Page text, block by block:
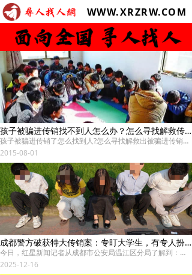
WWW.XRZRW.COM
孩子被骗进传销找不到人怎么办？怎么寻找解救传销人员
孩子被骗进传销了怎么找到人?怎么寻找解救出被骗进传销的孩子?如果是自己的孩子被骗进传销了怎么办?该怎么寻人找人?一旦确认孩子陷入传销，又如何确定寻找方向和所在城市?孩子被骗进传销了，家属去传销寻人需要做什么准备?
2015-08-01
成都警方破获特大传销案：专盯大学生，有专人扮警察考验被抓后话术
今日，红星新闻记者从成都市公安局温江区分局了解到：经数月侦查，温江警方成功摧毁一个特大传销犯罪网络，35名主要犯罪嫌疑人被依法采取刑事强制措施，涉案金额达2300余万元。
2025-12-16